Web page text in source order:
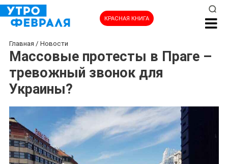
КРАСНАЯ КНИГА
Главная / Новости
Массовые протесты в Праге –
тревожный звонок для
Украины?